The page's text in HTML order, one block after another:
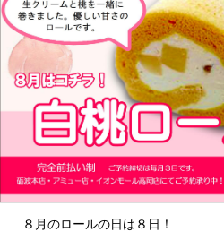
８月のロールの日は８日！